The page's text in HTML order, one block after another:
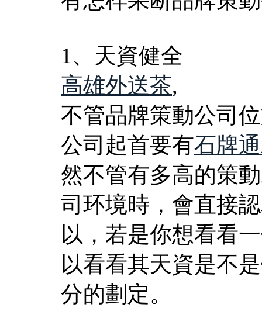
1、天資健全
高雄外送茶,
不管品牌策動公司
公司起首要有石牌
然不管有多高的策
司环境時，會直接
以，若是你想看看
以看看其天資是不
分的劃定。